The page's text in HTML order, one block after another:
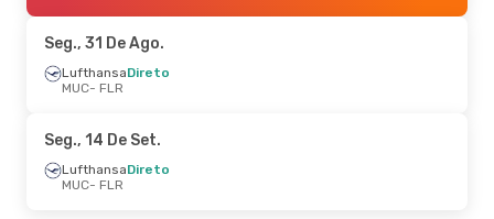
FLR- MUC
Sex., 30 De Out.- Dom., 1 De Nov.
Lufthansa Direto
FLR - MUC
Seg., 31 De Ago.
LufthansaDireto
MUC- FLR
Seg., 14 De Set.
LufthansaDireto
MUC- FLR